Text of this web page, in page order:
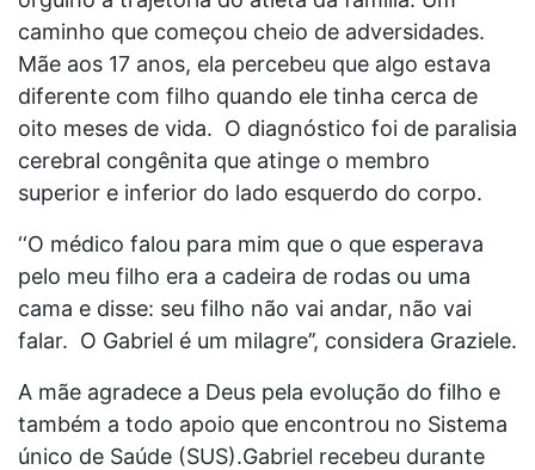
caminho que começou cheio de adversidades.
Mãe aos 17 anos, ela percebeu que algo estava
diferente com filho quando ele tinha cerca de
oito meses de vida. O diagnóstico foi de paralisia
cerebral congênita que atinge o membro
superior e inferior do lado esquerdo do corpo.
‘‘O médico falou para mim que o que esperava
pelo meu filho era a cadeira de rodas ou uma
cama e disse: seu filho não vai andar, não vai
falar. O Gabriel é um milagre’’, considera Graziele.
A mãe agradece a Deus pela evolução do filho e
também a todo apoio que encontrou no Sistema
único de Saúde (SUS).Gabriel recebeu durante